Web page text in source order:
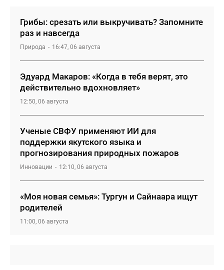
Грибы: срезать или выкручивать? Запомните
раз и навсегда
Природа 16:47, 06 августа
Эдуард Макаров: «Когда в тебя верят, это
действительно вдохновляет»
12:50, 06 августа
Ученые СВФУ применяют ИИ для
поддержки якутского языка и
прогнозирования природных пожаров
Инновации 12:10, 06 августа
«Моя новая семья»: Тургун и Сайнаара ищут
родителей
11:00, 06 августа